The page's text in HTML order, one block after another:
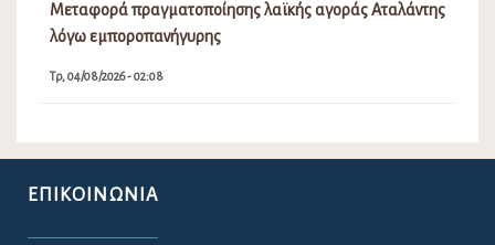
Μεταφορά πραγματοποίησης λαϊκής αγοράς Αταλάντης
λόγω εμποροπανήγυρης
Τρ, 04/08/2026 - 02:08
ΕΠΙΚΟΙΝΩΝΊΑ